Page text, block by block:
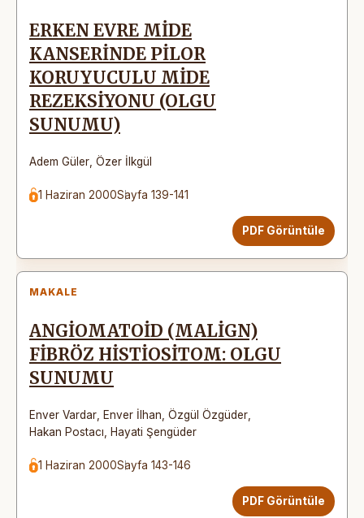
ERKEN EVRE MİDE
KANSERİNDE PİLOR
KORUYUCULU MİDE
REZEKSİYONU (OLGU
SUNUMU)
Adem Güler Özer İlkgül
1 Haziran 2000Sayfa 139-141
PDF Görüntüle
MAKALE
ANGİOMATOİD (MALİGN)
FİBRÖZ HİSTİOSİTOM: OLGU
SUNUMU
Enver Vardar Enver İlhan Özgül Özgüder
Hakan Postacı
Hayati Şengüder
1 Haziran 2000Sayfa 143-146
PDF Görüntüle